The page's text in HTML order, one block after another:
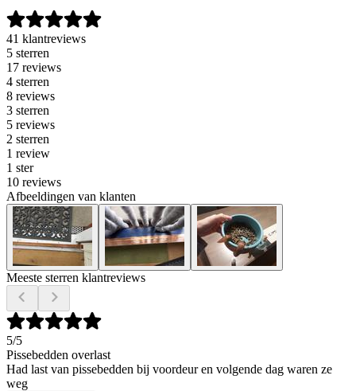
41 klantreviews
5 sterren
17 reviews
4 sterren
8 reviews
3 sterren
5 reviews
2 sterren
1 review
1 ster
10 reviews
Afbeeldingen van klanten
Meeste sterren klantreviews
5/5
Pissebedden overlast
Had last van pissebedden bij voordeur en volgende dag waren ze
weg